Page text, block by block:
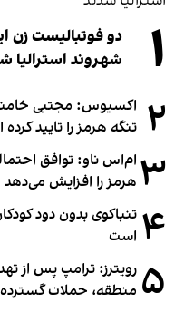
۱
شهروند استرالیا
۲ اکسیوس: مجتبی
تنگه هرمز را تایید
۳ ام‌اس ناو: توافق
هرمز را افزایش می‌دهد
۴ تنباکوی بدون دود
است
۵ رویترز: ترامپ پس از
منطقه، حملات گسترده